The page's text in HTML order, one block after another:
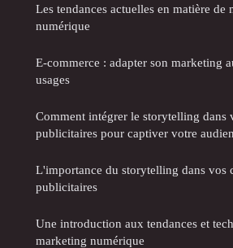
Les tendances actuelles en matière de
numérique
E-commerce : adapter son marketing
usages
Comment intégrer le storytelling dans
publicitaires pour captiver votre
L'importance du storytelling dans vos
publicitaires
Une introduction aux tendances et
marketing numérique